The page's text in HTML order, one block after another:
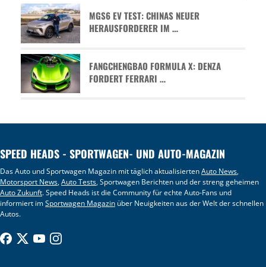
MGS6 EV TEST: CHINAS NEUER
HERAUSFORDERER IM …
FANGCHENGBAO FORMULA X: DENZA
FORDERT FERRARI …
SPEED HEADS - SPORTWAGEN- UND AUTO-MAGAZIN
Das Auto und Sportwagen Magazin mit täglich aktualisiertenAuto News,
Motorsport News,Auto Tests, Sportwagen Berichten und der streng geheimen
Auto Zukunft. Speed Heads ist die Community für echte Auto-Fans und
informiert imSportwagen Magazin über Neuigkeiten aus der Welt der schnellen
Autos.